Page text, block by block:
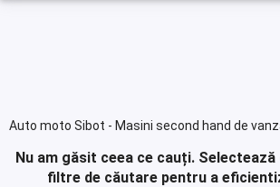
Auto moto Sibot - Masini second hand de
Nu am găsit ceea ce cauți.
filtre de căutare pentru a